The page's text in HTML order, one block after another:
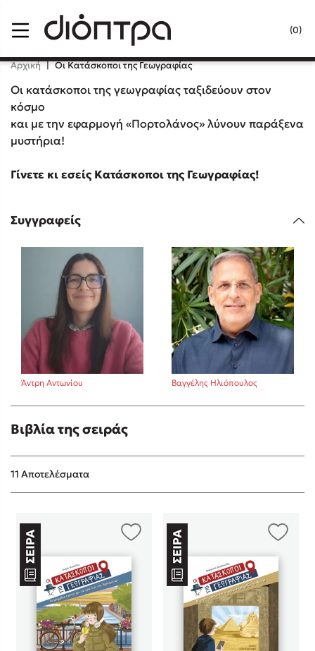
(0)
Κλείσιμο
Δημοφιλή Βιβλία
Το ξενοδοχείο των συναισθημάτων
Χάρης Πολίτης
Καθρέφτης
Sebastian Fitzek
Playlist
Στέφανος Ξενάκης
Το λεξικό της ζωής σου
Αρχική | Οι Κατάσκοποι της Γεωγραφίας
Οι κατάσκοποι της γεωγραφίας ταξιδεύουν στον
κόσμο
και με την εφαρμογή «Πορτολάνος» λύνουν παράξενα
μυστήρια!
Γίνετε κι εσείς Κατάσκοποι της Γεωγραφίας!
Συγγραφείς
Άντρη Αντωνίου Βαγγέλης Ηλιόπουλος
Βιβλία της σειράς
11 Αποτελέσματα